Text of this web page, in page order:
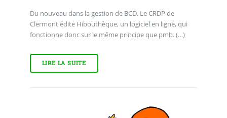
Du nouveau dans la gestion de BCD. Le CRDP de
Clermont édite Hibouthèque, un logiciel en ligne, qui
fonctionne donc sur le même principe que pmb. (…)
LIRE LA SUITE